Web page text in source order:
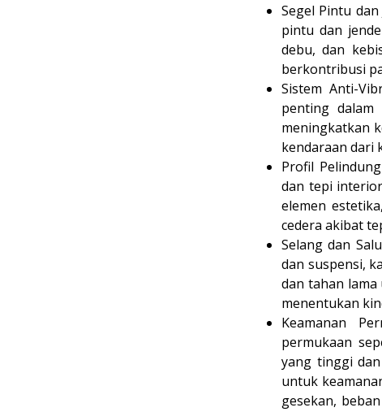
Segel Pintu
pintu dan
debu, dan
berkontribusi
Sistem Anti-
penting dalam
meningkatkan
kendaraan dari
Profil
dan tepi
elemen
cedera akibat
Selang dan
dan suspensi,
dan tahan
menentukan
Keamanan
permukaan
yang tinggi
untuk
gesekan,